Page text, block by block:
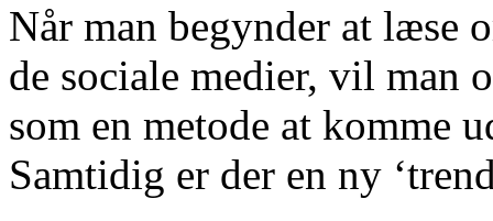
Når man begynder at læse
de sociale medier, vil man
som en metode at komme
Samtidig er der en ny